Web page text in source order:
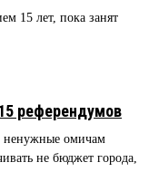
15 лет, пока занят
референдумов
омичам
не бюджет города,